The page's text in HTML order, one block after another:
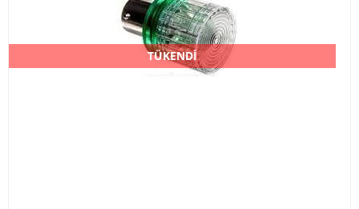
TÜKENDİ